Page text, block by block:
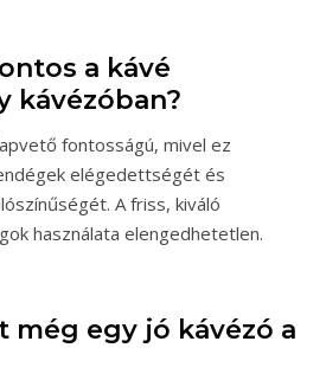
a kávé
kávézóban?
fontosságú, mivel ez
elégedettségét és
A friss, kiváló
használata elengedhetetlen.
még egy jó kávézó a